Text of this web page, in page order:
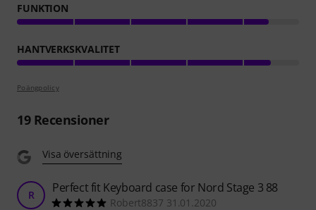
FUNKTION
HANTVERKSKVALITET
Poängpolicy
19Recensioner
Visa översättning
R Perfect fit Keyboard case for Nord Stage 3 88
Robert8837 31.01.2020